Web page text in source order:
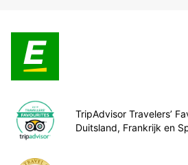
TripAdvisor Travelers’
Duitsland, Frankrijk en